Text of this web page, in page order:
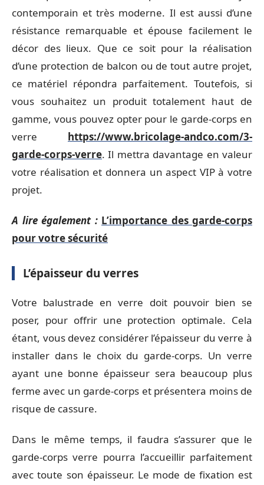
contemporain et très moderne. Il est aussi d’une
résistance remarquable et épouse facilement le
décor des lieux. Que ce soit pour la réalisation
d’une protection de balcon ou de tout autre projet,
ce matériel répondra parfaitement. Toutefois, si
vous souhaitez un produit totalement haut de
gamme, vous pouvez opter pour le garde-corps en
verre https://www.bricolage-andco.com/3-
garde-corps-verre. Il mettra davantage en valeur
votre réalisation et donnera un aspect VIP à votre
projet.
A lire également : L’importance des garde-corps
pour votre sécurité
L’épaisseur du verres
Votre balustrade en verre doit pouvoir bien se
poser, pour offrir une protection optimale. Cela
étant, vous devez considérer l’épaisseur du verre à
installer dans le choix du garde-corps. Un verre
ayant une bonne épaisseur sera beaucoup plus
ferme avec un garde-corps et présentera moins de
risque de cassure.
Dans le même temps, il faudra s’assurer que le
garde-corps verre pourra l’accueillir parfaitement
avec toute son épaisseur. Le mode de fixation est